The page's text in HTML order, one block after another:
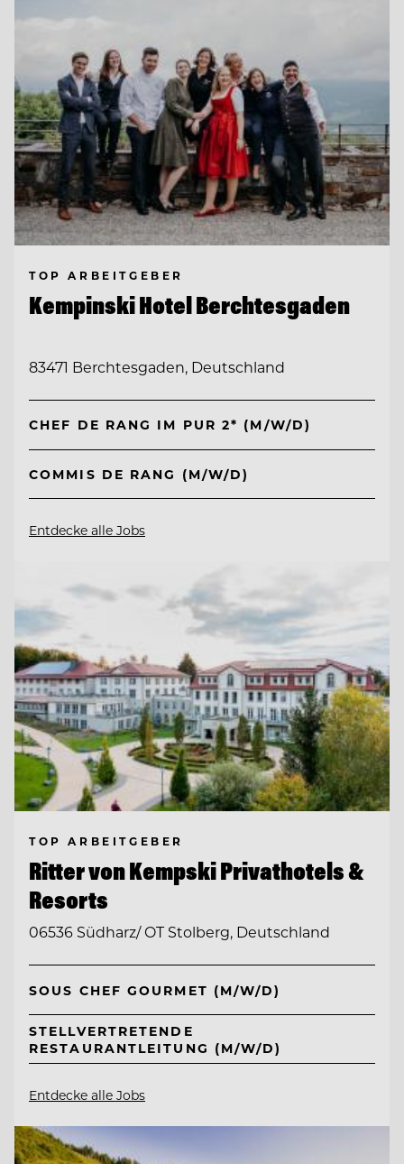
TOP ARBEITGEBER
Kempinski Hotel Berchtesgaden
83471 Berchtesgaden, Deutschland
CHEF DE RANG IM PUR 2* (M/W/D)
COMMIS DE RANG (M/W/D)
Entdecke alle Jobs
TOP ARBEITGEBER
Ritter von Kempski Privathotels &
Resorts
06536 Südharz/ OT Stolberg, Deutschland
SOUS CHEF GOURMET (M/W/D)
STELLVERTRETENDE
RESTAURANTLEITUNG (M/W/D)
Entdecke alle Jobs